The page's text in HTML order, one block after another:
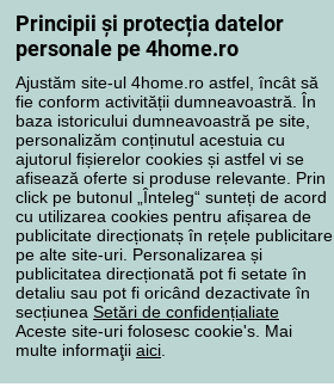
Principii și protecția datelor
personale pe 4home.ro
Ajustăm site-ul 4home.ro astfel, încât să
fie conform activității dumneavoastră. În
baza istoricului dumneavoastră pe site,
personalizăm conținutul acestuia cu
ajutorul fișierelor cookies și astfel vi se
afisează oferte si produse relevante. Prin
click pe butonul „Înteleg“ sunteți de acord
cu utilizarea cookies pentru afișarea de
publicitate direcționatș în rețele publicitare
pe alte site-uri. Personalizarea și
publicitatea direcționată pot fi setate în
detaliu sau pot fi oricând dezactivate în
secțiunea Setări de confidențialiate
Aceste site-uri folosesc cookie's. Mai
multe informaţii aici
Reclamaţii
Retragere de la contract
Regulile de procesare a recenziilor
Metode de transport
Metode de plată
Magazin de încredere